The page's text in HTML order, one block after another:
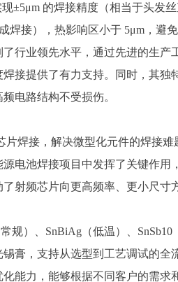
±5μm 的焊接精度（相当于头发丝
焊接），热影响区小于 5μm，避
行业领先水平，通过先进的生产
接提供了有力支持。同时，其独
电路结构不受损伤。
片焊接，解决微型化元件的焊接
源电池焊接项目中发挥了关键作用
射频芯片向更高频率、更小尺寸
规）、SnBiAg （低温）、
膏，支持从选型到工艺调试的全
能力，能够根据不同客户的需求